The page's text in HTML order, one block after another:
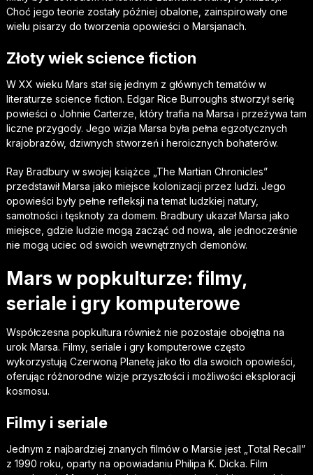
Choć jego teorie zostały później obalone, zainspirowały one
wielu pisarzy do tworzenia opowieści o Marsjanach.
Złoty wiek science fiction
W XX wieku Mars stał się jednym z głównych tematów w
literaturze science fiction. Edgar Rice Burroughs stworzył serię
powieści o Johnie Carterze, który trafia na Marsa i przeżywa tam
liczne przygody. Jego wizja Marsa była pełna egzotycznych
krajobrazów, dziwnych stworzeń i heroicznych bohaterów.
Ray Bradbury w swojej książce „The Martian Chronicles”
przedstawił Marsa jako miejsce kolonizacji przez ludzi. Jego
opowieści były pełne refleksji na temat ludzkiej natury,
samotności i tęsknoty za domem. Bradbury ukazał Marsa jako
miejsce, gdzie ludzie mogą zacząć od nowa, ale jednocześnie
nie mogą uciec od swoich wewnętrznych demonów.
Mars w popkulturze: filmy,
seriale i gry komputerowe
Współczesna popkultura również nie pozostaje obojętna na
urok Marsa. Filmy, seriale i gry komputerowe często
wykorzystują Czerwoną Planetę jako tło dla swoich opowieści,
oferując różnorodne wizje przyszłości i możliwości eksploracji
kosmosu.
Filmy i seriale
Jednym z najbardziej znanych filmów o Marsie jest „Total Recall”
z 1990 roku, oparty na opowiadaniu Philipa K. Dicka. Film